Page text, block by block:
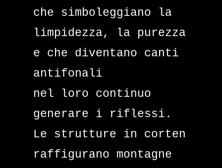
che simboleggiano la
limpidezza, la purezza
e che diventano canti
antifonali
nel loro continuo
generare i riflessi.
Le strutture in corten
raffigurano montagne